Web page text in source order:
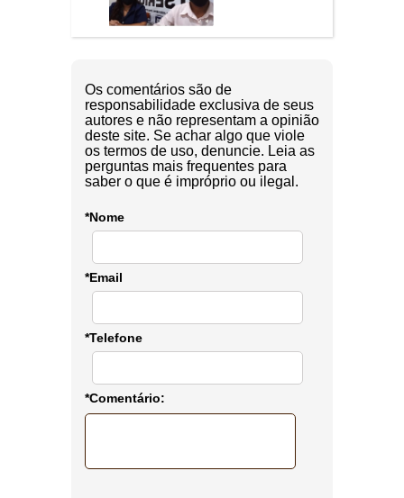
Os comentários são de
responsabilidade exclusiva de seus
autores e não representam a opinião
deste site. Se achar algo que viole
os termos de uso, denuncie. Leia as
perguntas mais frequentes para
saber o que é impróprio ou ilegal.
*Nome
*Email
*Telefone
*Comentário: